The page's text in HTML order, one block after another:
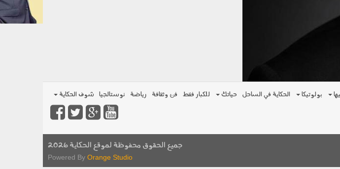
بولوتيكا الحكاية في الساحل حياتك للكبار فقط فن وثقافة رياضة نوستالجيا شوف الحكاية
جميع الحقوق محفوظة لموقع الحكاية 2026
Powered By Orange Studio